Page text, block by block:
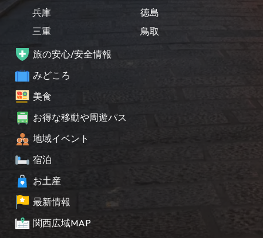
兵庫
三重
徳島
鳥取
旅の安心/安全情報
みどころ
美食
お得な移動や周遊パス
地域イベント
宿泊
お土産
最新情報
関西広域MAP